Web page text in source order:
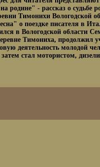
родине" - рассказ о судьбе
Тимонихи Вологодской
о поездке писателя в
в Вологодской области
Тимониха, продолжил
деятельность молодой
затем стал мотористом,